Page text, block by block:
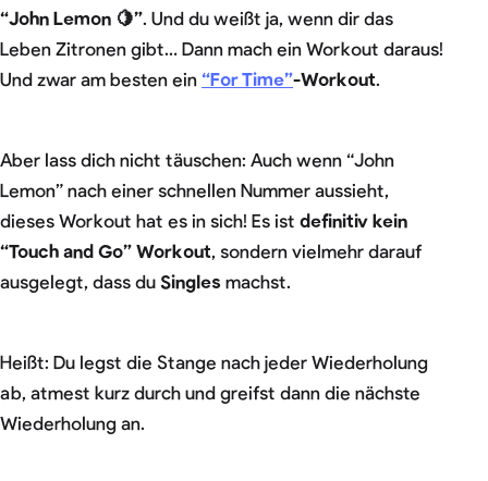
“John Lemon 🍋”. Und du weißt ja, wenn dir das
Leben Zitronen gibt… Dann mach ein Workout daraus!
Und zwar am besten ein “For Time”-Workout.
Aber lass dich nicht täuschen: Auch wenn “John
Lemon” nach einer schnellen Nummer aussieht,
dieses Workout hat es in sich! Es ist definitiv kein
“Touch and Go” Workout, sondern vielmehr darauf
ausgelegt, dass du Singles machst.
Heißt: Du legst die Stange nach jeder Wiederholung
ab, atmest kurz durch und greifst dann die nächste
Wiederholung an.